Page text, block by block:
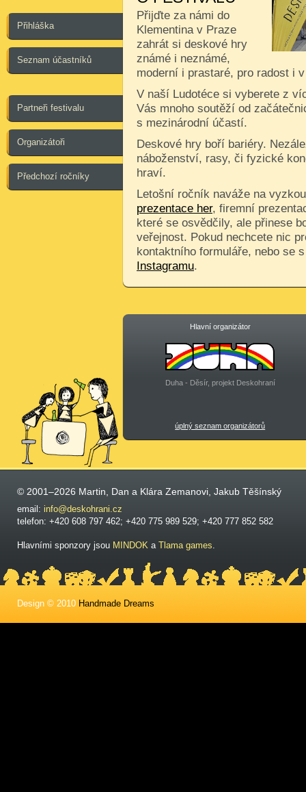
Přihláška
Seznam účastníků
Partneři festivalu
Organizátoři
Předchozí ročníky
Přijďte za námi do
Klementina v Praze
zahrát si deskové hry
známé i neznámé,
moderní i prastaré, pro radost i
V naší Ludotéce si vyberete z
Vás mnoho soutěží od
s mezinárodní účastí.
Deskové hry boří bariéry.
náboženství, rasy, či fyzické
hraví.
Letošní ročník naváže na
prezentace her, firemní
které se osvědčily, ale přinese
veřejnost. Pokud nechcete nic
kontaktního formuláře, nebo se
Instagramu.
Hlavní organizátor
Duha - Děsír, projekt Deskohraní
úplný seznam organizátorů
© 2001–2026 Martin, Dan a Klára Zemanovi, Jakub Těšínský
email: info@deskohrani.cz
telefon: +420 608 797 462; +420 775 989 529; +420 777 852 582
Hlavními sponzory jsou MINDOK a Tlama games.
Design © 2010 Handmade Dreams